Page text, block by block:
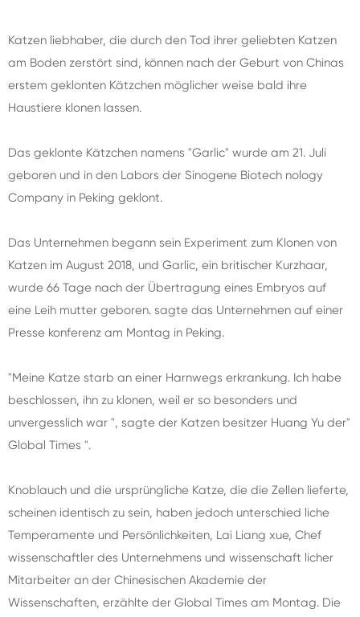
Katzen liebhaber, die durch den Tod ihrer geliebten Katzen
am Boden zerstört sind, können nach der Geburt von Chinas
erstem geklonten Kätzchen möglicher weise bald ihre
Haustiere klonen lassen.
Das geklonte Kätzchen namens "Garlic" wurde am 21. Juli
geboren und in den Labors der Sinogene Biotech nology
Company in Peking geklont.
Das Unternehmen begann sein Experiment zum Klonen von
Katzen im August 2018, und Garlic, ein britischer Kurzhaar,
wurde 66 Tage nach der Übertragung eines Embryos auf
eine Leih mutter geboren. sagte das Unternehmen auf einer
Presse konferenz am Montag in Peking.
"Meine Katze starb an einer Harnwegs erkrankung. Ich habe
beschlossen, ihn zu klonen, weil er so besonders und
unvergesslich war ", sagte der Katzen besitzer Huang Yu der"
Global Times ".
Knoblauch und die ursprüngliche Katze, die die Zellen lieferte,
scheinen identisch zu sein, haben jedoch unterschied liche
Temperamente und Persönlichkeiten, Lai Liang xue, Chef
wissenschaftler des Unternehmens und wissenschaft licher
Mitarbeiter an der Chinesischen Akademie der
Wissenschaften, erzählte der Global Times am Montag. Die